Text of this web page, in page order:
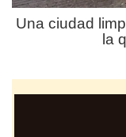
Una ciudad
la